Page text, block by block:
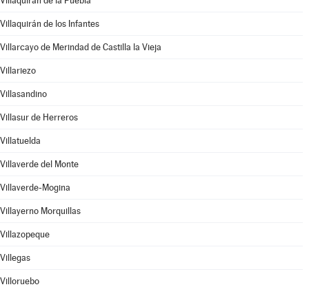
Villaquirán de los Infantes
Villarcayo de Merindad de Castilla la Vieja
Villariezo
Villasandino
Villasur de Herreros
Villatuelda
Villaverde del Monte
Villaverde-Mogina
Villayerno Morquillas
Villazopeque
Villegas
Villoruebo